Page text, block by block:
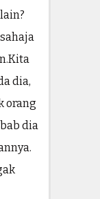
dia,
orang
dia